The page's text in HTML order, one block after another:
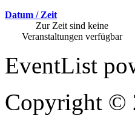
Datum / Zeit
Zur Zeit sind keine
Veranstaltungen verfügbar
EventList
Copyright ©